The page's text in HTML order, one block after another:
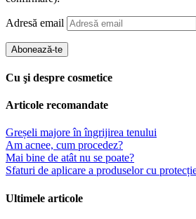
Adresă email
Abonează-te
Cu şi despre cosmetice
Articole recomandate
Greșeli majore în îngrijirea tenului
Am acnee, cum procedez?
Mai bine de atât nu se poate?
Sfaturi de aplicare a produselor cu
Ultimele articole